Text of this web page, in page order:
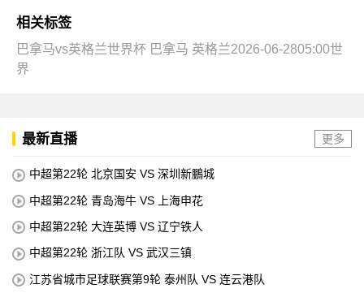
相关标签
巴拿马vs英格兰世界杯 巴拿马 英格兰2026-06-2805:00世
界
最新直播 更多
中超第22轮 北京国安 VS 深圳新鵬城
中超第22轮 青岛海牛 VS 上海申花
中超第22轮 大连英博 VS 辽宁铁人
中超第22轮 浙江队 VS 武汉三镇
江苏省城市足球联赛第9轮 泰州队 VS 连云港队